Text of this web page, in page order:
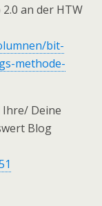
an der HTW
bit-
methode-
Ihre/ Deine
Blog